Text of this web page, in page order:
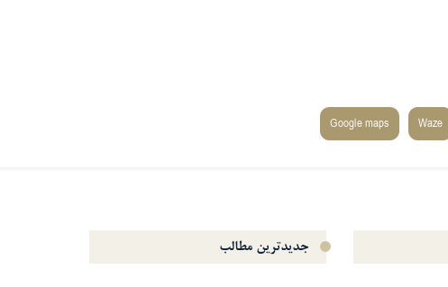
Waze
Google maps
جدیدترین مطالب